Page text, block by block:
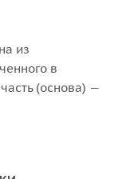
из
в
(основа) —